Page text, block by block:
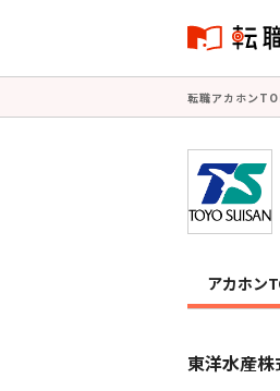
転職アカホン
アカホン
東洋水産